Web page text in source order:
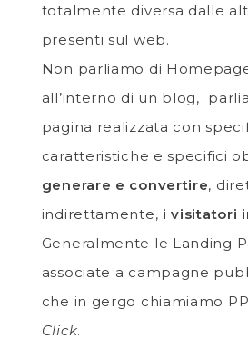
totalmente diversa dalle
presenti sul web.
Non parliamo di
all’interno di un blog,
pagina realizzata con
caratteristiche e specifici
generare e convertire,
indirettamente, i visitatori
Generalmente le Landing
associate a campagne
che in gergo chiamiamo
Click.